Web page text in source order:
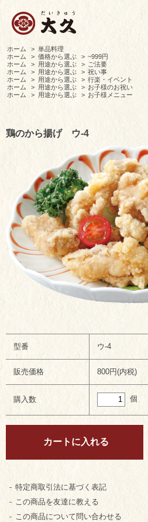
ホーム > 単品料理
ホーム
> 価格から選ぶ > ~999円
ホーム
> 用途から選ぶ > ご法要
ホーム
> 用途から選ぶ > 祝い事
ホーム
> 用途から選ぶ > 行楽・イベント
ホーム
> 用途から選ぶ > お子様のお祝い
ホーム
> 用途から選ぶ > お子様メニュー
鶏のから揚げ ウ-4
型番 ウ-4
販売価格 800円(内税)
購入数 個
特定商取引法に基づく表記
この商品を友達に教える
この商品について問い合わせる